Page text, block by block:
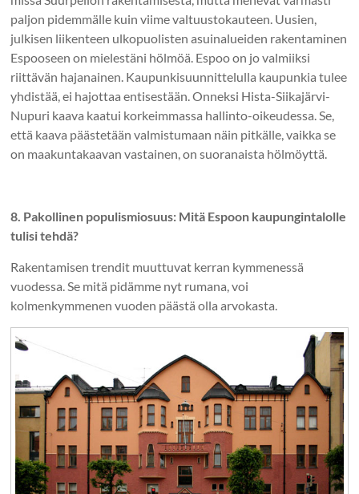
paljon pidemmälle kuin viime valtuustokauteen. Uusien,
julkisen liikenteen ulkopuolisten asuinalueiden rakentaminen
Espooseen on mielestäni hölmöä. Espoo on jo valmiiksi
riittävän hajanainen. Kaupunkisuunnittelulla kaupunkia tulee
yhdistää, ei hajottaa entisestään. Onneksi Hista-Siikajärvi-
Nupuri kaava kaatui korkeimmassa hallinto-oikeudessa. Se,
että kaava päästetään valmistumaan näin pitkälle, vaikka se
on maakuntakaavan vastainen, on suoranaista hölmöyttä.
8. Pakollinen populismiosuus: Mitä Espoon kaupungintalolle
tulisi tehdä?
Rakentamisen trendit muuttuvat kerran kymmenessä
vuodessa. Se mitä pidämme nyt rumana, voi
kolmenkymmenen vuoden päästä olla arvokasta.